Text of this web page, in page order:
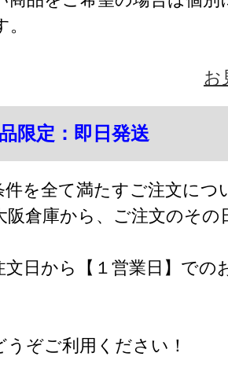
お
限定：即日発送
を全て満たすご注文につ
阪倉庫から、ご注文のそ
文日から【１営業日】での
うぞご利用ください！